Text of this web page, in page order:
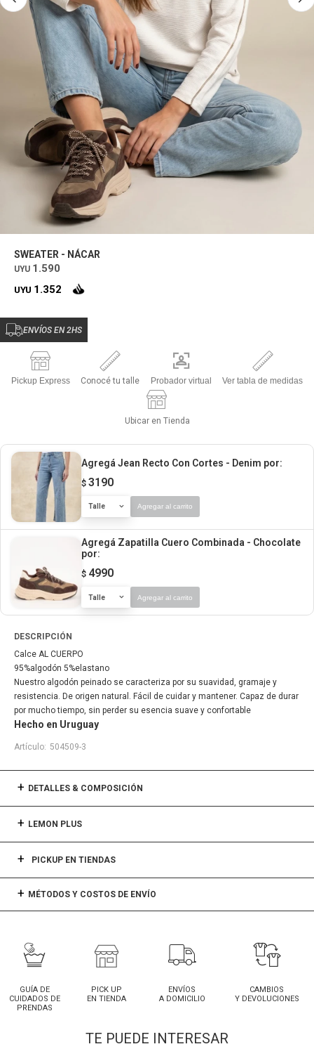
SWEATER - NÁCAR
UYU 1.590
UYU 1.352
ENVÍOS EN 2HS
Pickup Express Conocé tu talle Probador virtual Ver tabla de medidas
Ubicar en Tienda
Agregá Jean Recto Con Cortes - Denim por:
$ 3190
Talle Agregar al carrito
Agregá Zapatilla Cuero Combinada - Chocolate
por:
$ 4990
Talle Agregar al carrito
DESCRIPCIÓN
Calce AL CUERPO
95%algodón 5%elastano
Nuestro algodón peinado se caracteriza por su suavidad, gramaje y
resistencia. De origen natural. Fácil de cuidar y mantener. Capaz de durar
por mucho tiempo, sin perder su esencia suave y confortable
Hecho en Uruguay
504509-3
DETALLES & COMPOSICIÓN
LEMON PLUS
PICKUP EN TIENDAS
MÉTODOS Y COSTOS DE ENVÍO
GUÍA DE
CUIDADOS DE
PRENDAS
PICK UP
EN TIENDA
ENVÍOS
A DOMICILIO
CAMBIOS
Y DEVOLUCIONES
TE PUEDE INTERESAR